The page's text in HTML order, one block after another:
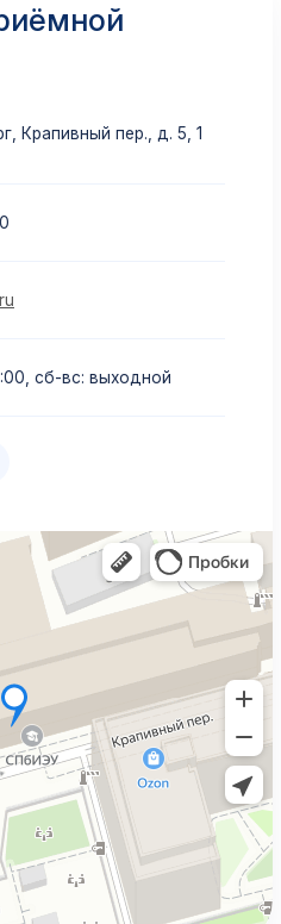
Крапивный пер., д. 5, 1
сб-вс: выходной